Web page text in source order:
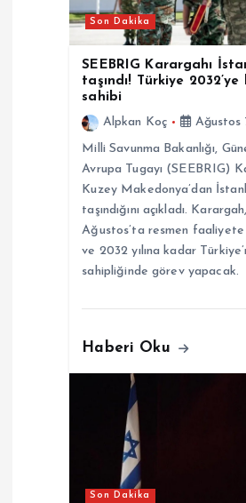
Son Dakika
SEEBRIG Karargahı
taşındı! Türkiye
sahibi
Alpkan Koç
Ağustos
Milli Savunma Bakanlığı,
Avrupa Tugayı (SEEBRIG)
Kuzey Makedonya’dan
taşındığını açıkladı.
Ağustos’ta resmen
ve 2032 yılına kadar
sahipliğinde görev yapacak.
Haberi Oku
Son Dakika